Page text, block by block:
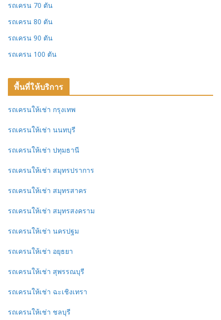
รถเครน 70 ตัน
รถเครน 80 ตัน
รถเครน 90 ตัน
รถเครน 100 ตัน
พื้นที่ให้บริการ
รถเครนให้เช่า กรุงเทพ
รถเครนให้เช่า นนทบุรี
รถเครนให้เช่า ปทุมธานี
รถเครนให้เช่า สมุทรปราการ
รถเครนให้เช่า สมุทรสาคร
รถเครนให้เช่า สมุทรสงคราม
รถเครนให้เช่า นครปฐม
รถเครนให้เช่า อยุธยา
รถเครนให้เช่า สุพรรณบุรี
รถเครนให้เช่า ฉะเชิงเทรา
รถเครนให้เช่า ชลบุรี